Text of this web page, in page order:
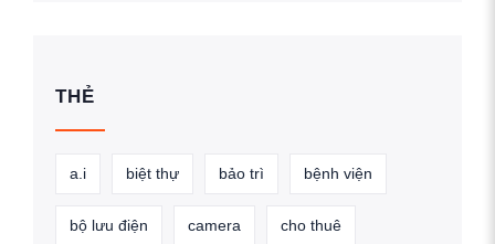
THẺ
a.i biệt thự bảo trì bệnh viện
bộ lưu điện camera cho thuê